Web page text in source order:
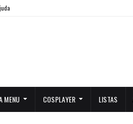
MENU COSPLAYER LISTAS